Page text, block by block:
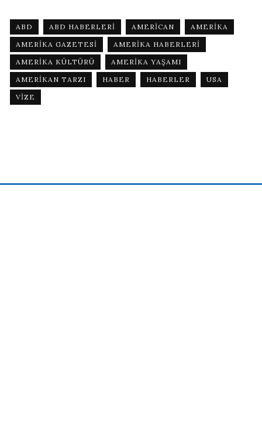
ABD ABD HABERLERI AMERICAN
AMERIKA
AMERIKA GAZETESI
AMERIKA HABERLERI
AMERIKA KÜLTÜRÜ
AMERIKA YAŞAMI
AMERIKAN TARZI
HABER HABERLER
USA
VIZE